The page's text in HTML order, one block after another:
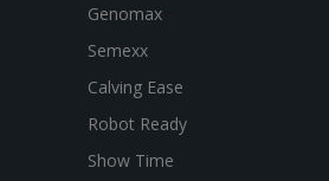
Genomax
Semexx
Calving Ease
Robot Ready
Show Time